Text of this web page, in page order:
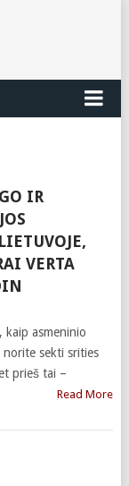
IR
VERTA
kaip asmeninio
sekti srities
prieš tai –
Read More